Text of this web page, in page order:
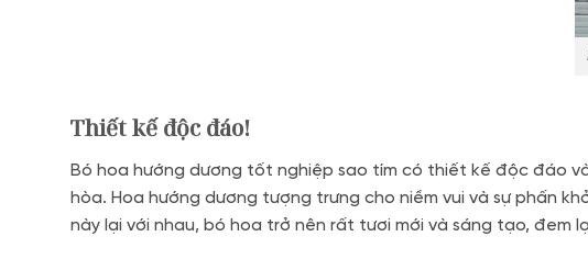
Thiết kế độc đáo!
Bó hoa hướng dương tốt nghiệp sao tím có thiết kế độc đáo
hòa. Hoa hướng dương tượng trưng cho niềm vui và sự phấn
này lại với nhau, bó hoa trở nên rất tươi mới và sáng tạo, đem